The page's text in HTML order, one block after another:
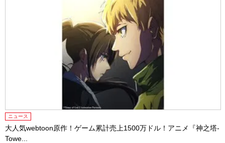
ニュース
大人気webtoon原作！ゲーム累計売上1500万ドル！アニメ『神之塔-
Towe...